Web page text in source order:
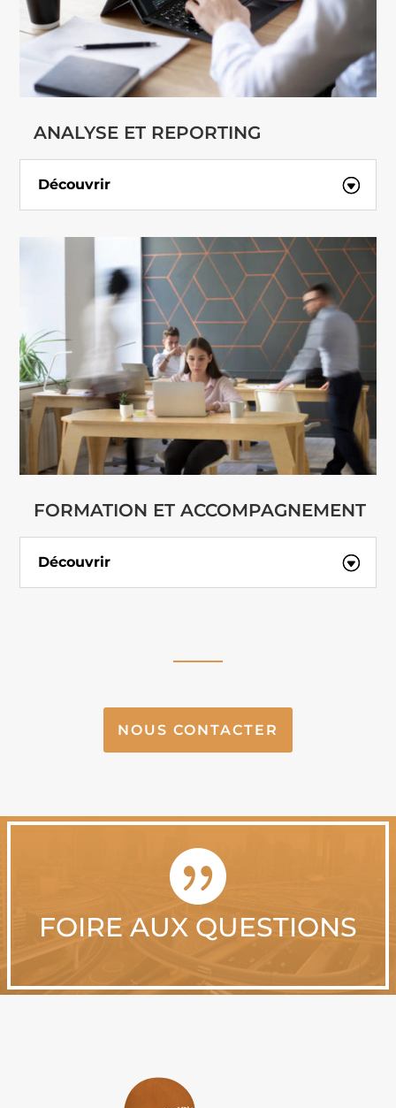
ANALYSE ET REPORTING
Découvrir
FORMATION ET ACCOMPAGNEMENT
Découvrir
NOUS CONTACTER

FOIRE AUX QUESTIONS